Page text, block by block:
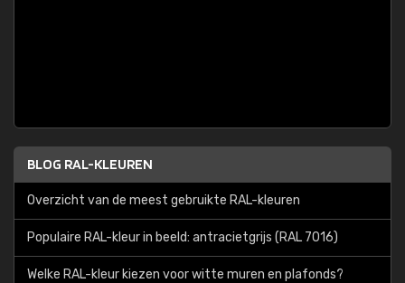
BLOG RAL-KLEUREN
Overzicht van de meest gebruikte RAL-kleuren
Populaire RAL-kleur in beeld: antracietgrijs (RAL 7016)
Welke RAL-kleur kiezen voor witte muren en plafonds?